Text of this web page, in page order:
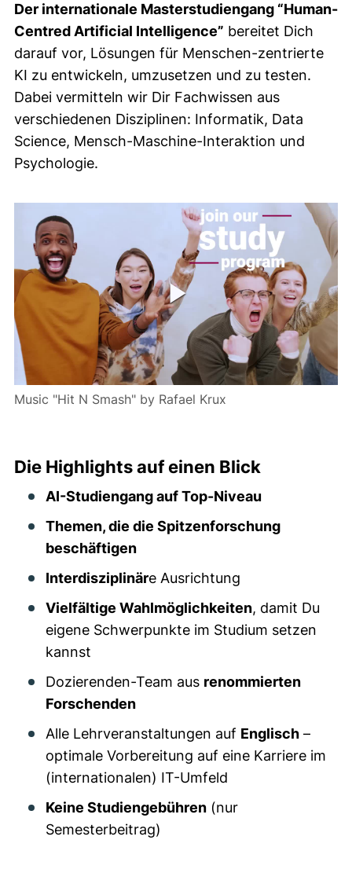
Der internationale Masterstudiengang “Human-
Centred Artificial Intelligence” bereitet Dich
darauf vor, Lösungen für Menschen-zentrierte
KI zu entwickeln, umzusetzen und zu testen.
Dabei vermitteln wir Dir Fachwissen aus
verschiedenen Disziplinen: Informatik, Data
Science, Mensch-Maschine-Interaktion und
Psychologie.
Music "Hit N Smash" by Rafael Krux
Die Highlights auf einen Blick
AI-Studiengang auf Top-Niveau
Themen, die die Spitzenforschung
beschäftigen
Interdisziplinäre Ausrichtung
Vielfältige Wahlmöglichkeiten, damit Du
eigene Schwerpunkte im Studium setzen
kannst
Dozierenden-Team aus renommierten
Forschenden
Alle Lehrveranstaltungen auf Englisch –
optimale Vorbereitung auf eine Karriere im
(internationalen) IT-Umfeld
Keine Studiengebühren (nur
Semesterbeitrag)